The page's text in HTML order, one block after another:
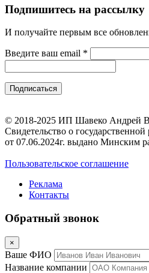
Подпишитесь на рассылку
И получайте первым все
Введите ваш email *
© 2018-2025 ИП Шавеко Андрей
Свидетельство о
от 07.06.2024г. выдано Минским
Пользовательское соглашение
Реклама
Контакты
Обратный звонок
×
Ваше ФИО
Название компании